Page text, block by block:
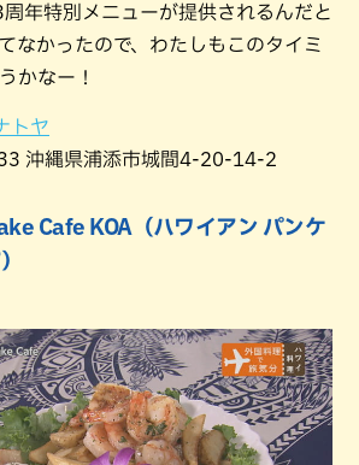
年特別メニューが提供されるんだと
なかったので、わたしもこのタイミ
かなー！
トヤ
沖縄県浦添市城間4-20-14-2
Cafe KOA（ハワイアン パンケ